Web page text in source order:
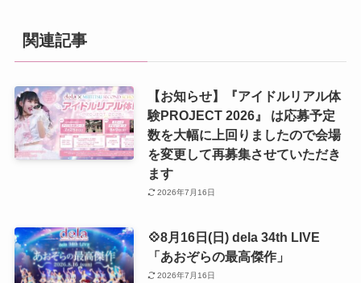
関連記事
【お知らせ】『アイドルリアル体
験PROJECT 2026』 は応募予定
数を大幅に上回りましたので会場
を変更して再募集させていただき
ます
2026年7月16日
💠8月16日(日) dela 34th LIVE
「あおぞらの最高傑作」
2026年7月16日